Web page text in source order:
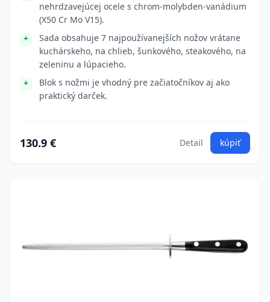
nehrdzavejúcej ocele s chrom-molybden-vanádium
(X50 Cr Mo V15).
Sada obsahuje 7 najpoužívanejších nožov vrátane
kuchárskeho, na chlieb, šunkového, steakového, na
zeleninu a lúpacieho.
Blok s nožmi je vhodný pre začiatočníkov aj ako
praktický darček.
130.9 € Detail kúpiť